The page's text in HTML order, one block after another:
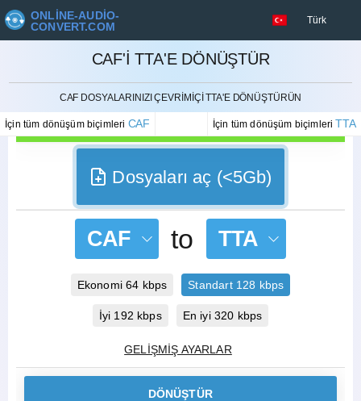
ONLINE-AUDIO-
CONVERT.COM
Türk
CAF'I TTA'E DÖNÜŞTÜR
CAF DOSYALARINIZI ÇEVRIMIÇI TTA'E DÖNÜŞTÜRÜN
İçin tüm dönüşüm biçimleri CAF İçin tüm dönüşüm biçimleriTTA
İPTAL ETMEK
Dosyaları aç (<5Gb)
CAF to TTA
Ekonomi 64 kbps Standart 128 kbps
İyi 192 kbps En iyi 320 kbps
GELIŞMIŞ AYARLAR
DÖNÜŞTÜR